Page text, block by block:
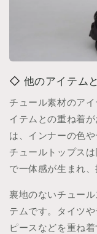
他のアイテム
チュール素材のア
イテムとの重ね着
は、インナーの色
チュールトップス
で一体感が生まれ
裏地のないチュー
テムです。タイツ
ピースなどを重ね